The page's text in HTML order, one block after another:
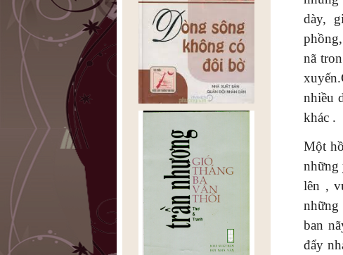
dày,
nã
nhiều
khác .
Một
những
lên ,
những
ban
đẩy